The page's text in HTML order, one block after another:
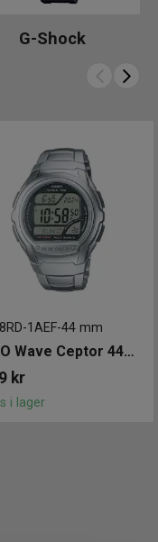
G-Shock
1AEF-44 mm
CASIO Wave Ceptor 44mm
kr
i lager